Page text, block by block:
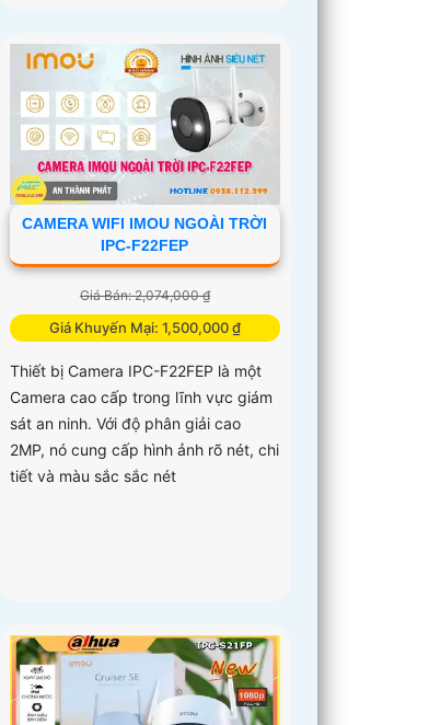
CAMERA WIFI IMOU NGOÀI TRỜI
IPC-F22FEP
Giá Bán: 2,074,000 ₫
Giá Khuyến Mại: 1,500,000 ₫
Thiết bị Camera IPC-F22FEP là một
Camera cao cấp trong lĩnh vực giám
sát an ninh. Với độ phân giải cao
2MP, nó cung cấp hình ảnh rõ nét, chi
tiết và màu sắc sắc nét